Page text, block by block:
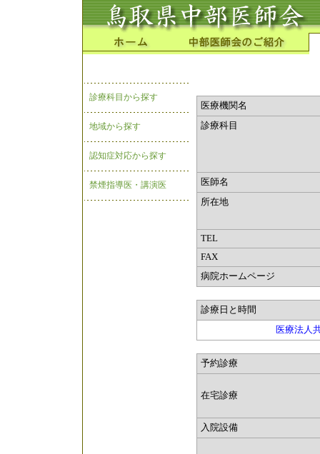
診療科目から探す
地域から探す
認知症対応から探す
禁煙指導医・講演医
医療機関名
診療科目
医師名
所在地
TEL
FAX
病院ホームページ
診療日と時間
医療法人
予約診療
在宅診療
入院設備